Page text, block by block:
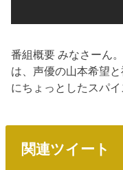
番組概要 みなさーん
は、声優の山本希望
にちょっとしたスパ
関連ツイート